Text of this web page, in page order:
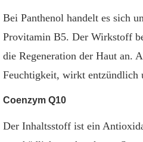
Bei Panthenol handelt es sich
Provitamin B5. Der Wirkstoff
die Regeneration der Haut an.
Feuchtigkeit, wirkt entzündlich
Coenzym Q10
Der Inhaltsstoff ist ein